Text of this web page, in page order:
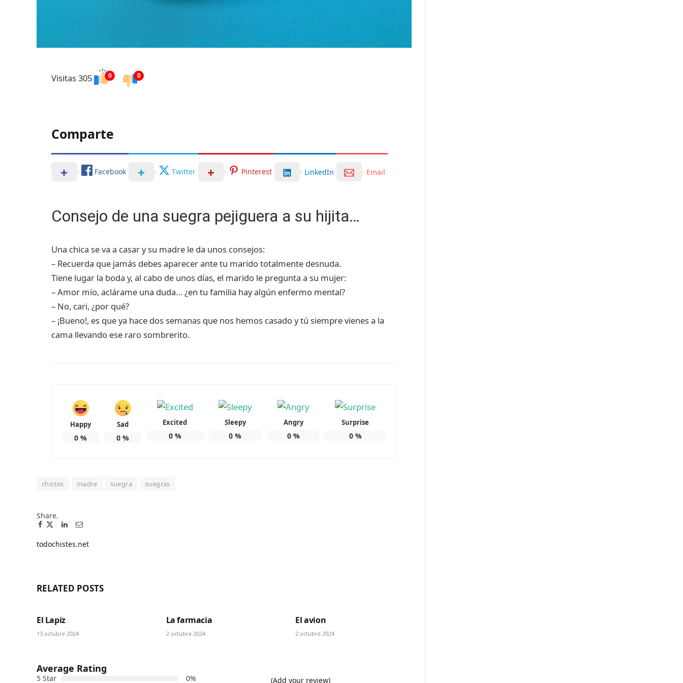
Visitas 305 0 0
Comparte
Facebook Twitter Pinterest LinkedIn Email
Consejo de una suegra pejiguera a su hijita…
Una chica se va a casar y su madre le da unos consejos:
– Recuerda que jamás debes aparecer ante tu marido totalmente desnuda.
Tiene lugar la boda y, al cabo de unos días, el marido le pregunta a su mujer:
– Amor mío, aclárame una duda… ¿en tu familia hay algún enfermo mental?
– No, cari, ¿por qué?
– ¡Bueno!, es que ya hace dos semanas que nos hemos casado y tú siempre vienes a la
cama llevando ese raro sombrerito.
Happy
0 %
Sad
0 %
Excited
0%
Sleepy
0 %
Angry
0%
Surprise
0%
chistes madre suegra suegras
Share.
Facebook
TwitterPinterest
LinkedIn
Tumblr
Email
todochistes.net
RELATED POSTS
El Lapiz
13 octubre 2024
La farmacia
2 octubre 2024
El avion
2 octubre 2024
Average Rating
5 Star
0%
(Add your review)